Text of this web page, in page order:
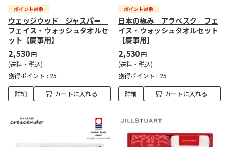
ウェッジウッド ジャスパー
フェイス・ウォッシュタオルセ
ット【慶事用】
2,530円
(送料・税込)
獲得ポイント : 25
詳細 カートに入れる
日本の極み アラベスク フェ
イス・ウォッシュタオルセット
【慶事用】
2,530円
(送料・税込)
獲得ポイント : 25
詳細 カートに入れる